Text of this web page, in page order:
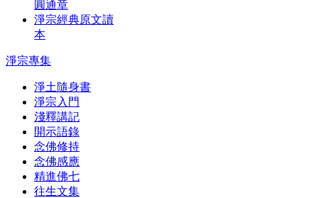
圓通章
淨宗經典原文讀
本
淨宗專集
淨土隨身書
淨宗入門
淺釋講記
開示語錄
念佛修持
念佛感應
精進佛七
往生文集